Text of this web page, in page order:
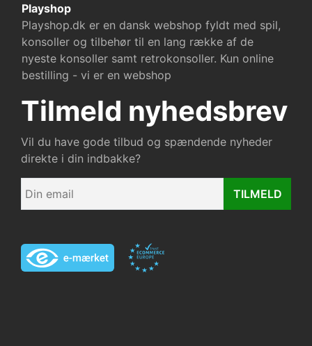
Playshop
Playshop.dk er en dansk webshop fyldt med spil,
konsoller og tilbehør til en lang række af de
nyeste konsoller samt retrokonsoller. Kun online
bestilling - vi er en webshop
Tilmeld nyhedsbrev
Vil du have gode tilbud og spændende nyheder
direkte i din indbakke?
TILMELD